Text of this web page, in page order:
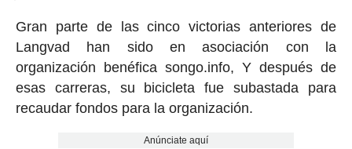
Gran parte de las cinco victorias anteriores de
Langvad han sido en asociación con la
organización benéfica songo.info, Y después de
esas carreras, su bicicleta fue subastada para
recaudar fondos para la organización.
Anúnciate aquí